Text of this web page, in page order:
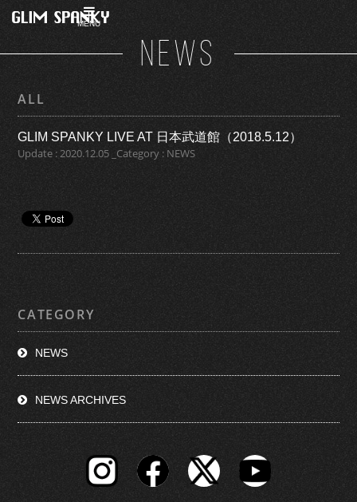
MENU
NEWS
ALL
GLIM SPANKY LIVE AT 日本武道館（2018.5.12）
Update : 2020.12.05 _Category : NEWS
CATEGORY
NEWS
NEWS ARCHIVES